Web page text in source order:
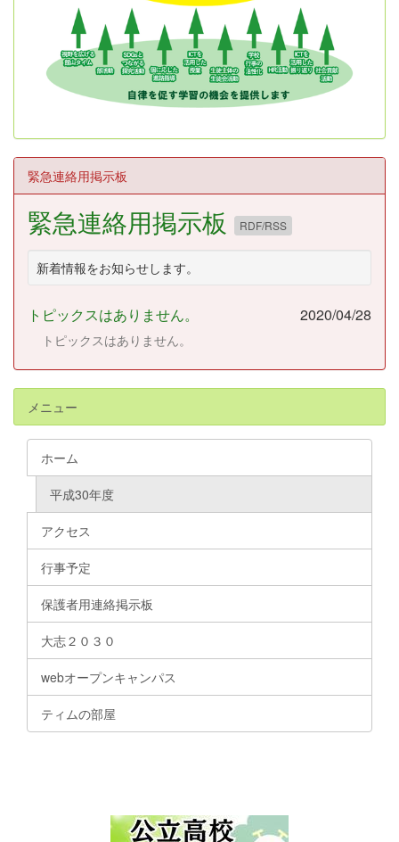
緊急連絡用掲示板
緊急連絡用掲示板 RDF/RSS
新着情報をお知らせします。
トピックスはありません。 2020/04/28
トピックスはありません。
メニュー
ホーム
平成30年度
アクセス
行事予定
保護者用連絡掲示板
大志２０３０
webオープンキャンパス
ティムの部屋